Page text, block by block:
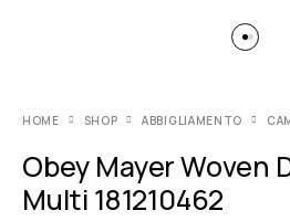
HOME SHOP ABBIGLIAMENTO
Obey Mayer Woven
Multi 181210462